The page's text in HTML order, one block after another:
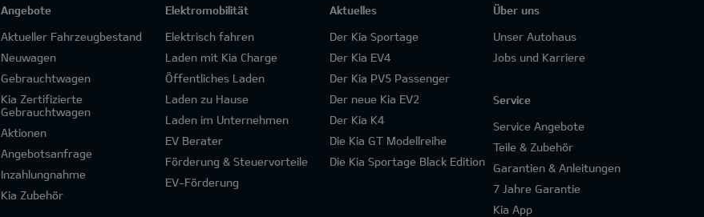
Angebote
Aktueller Fahrzeugbestand
Neuwagen
Gebrauchtwagen
Kia Zertifizierte
Gebrauchtwagen
Aktionen
Angebotsanfrage
Inzahlungnahme
Kia Zubehör
Elektromobilität
Elektrisch fahren
Laden mit Kia Charge
Öffentliches Laden
Laden zu Hause
Laden im Unternehmen
EV Berater
Förderung & Steuervorteile
EV-Förderung
Aktuelles
Der Kia Sportage
Der Kia EV4
Der Kia PV5 Passenger
Der neue Kia EV2
Der Kia K4
Die Kia GT Modellreihe
Die Kia Sportage Black Edition
Über uns
Unser Autohaus
Jobs und Karriere
Service
Service Angebote
Teile & Zubehör
Garantien & Anleitungen
7 Jahre Garantie
Kia App